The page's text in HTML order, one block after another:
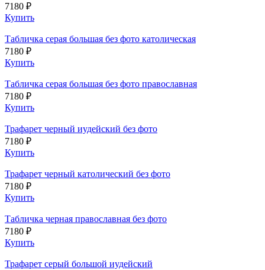
7180 ₽
Купить
Табличка серая большая без фото католическая
7180 ₽
Купить
Табличка серая большая без фото православная
7180 ₽
Купить
Трафарет черный иудейский без фото
7180 ₽
Купить
Трафарет черный католический без фото
7180 ₽
Купить
Табличка черная православная без фото
7180 ₽
Купить
Трафарет серый большой иудейский